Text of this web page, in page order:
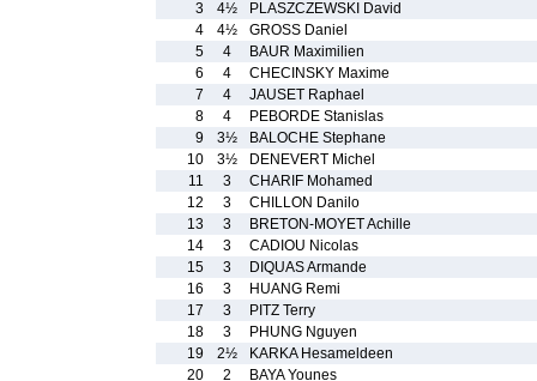
3
4½
PLASZCZEWSKI David
4
4½
GROSS Daniel
5
4
BAUR Maximilien
6
4
CHECINSKY Maxime
7
4
JAUSET Raphael
8
4
PEBORDE Stanislas
9
3½
BALOCHE Stephane
10
3½
DENEVERT Michel
11
3
CHARIF Mohamed
12
3
CHILLON Danilo
13
3
BRETON-MOYET Achille
14
3
CADIOU Nicolas
15
3
DIQUAS Armande
16
3
HUANG Remi
17
3
PITZ Terry
18
3
PHUNG Nguyen
19
2½
KARKA Hesameldeen
20
2
BAYA Younes